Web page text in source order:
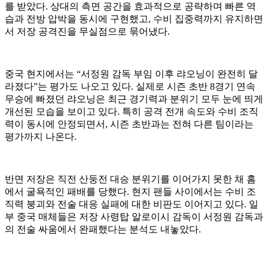
를 받았다. 상대의 측면 공간을 효과적으로 공략하며 빠른 역
습과 전방 압박을 동시에 구현했고, 수비 집중력까지 유지하면
서 저장 공격진을 무실점으로 묶어냈다.
중국 현지에서는 “서정원 감독 부임 이후 랴오닝이 완전히 달
라졌다”는 평가도 나오고 있다. 실제로 시즌 초반 8경기 연속
무승에 빠졌던 랴오닝은 최근 경기력과 분위기 모두 눈에 띄게
개선된 모습을 보이고 있다. 특히 공격 전개 속도와 수비 조직
력이 동시에 안정되면서, 시즌 초반과는 전혀 다른 팀이라는
평가까지 나온다.
반면 저장은 직전 산둥전 대승 분위기를 이어가지 못한 채 홈
에서 굴욕적인 패배를 당했다. 현지 팬들 사이에서는 수비 조
직력 붕괴와 전술 대응 실패에 대한 비판도 이어지고 있다. 일
부 중국 매체들은 저장 사령탑 알로이시 감독이 서정원 감독과
의 전술 싸움에서 완패했다는 분석도 내놓았다.